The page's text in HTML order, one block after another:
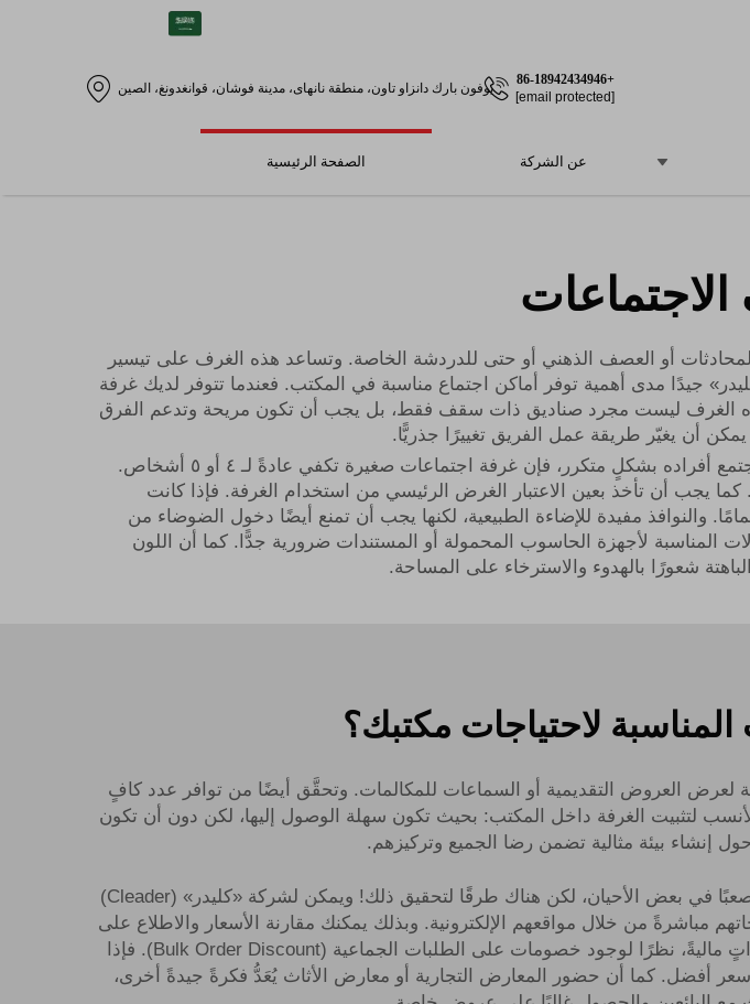
+86-18942434946
[email protected]
يوفون بارك دانزاو تاون، منطقة نانهاى، مدينة فوشان، قوانغدونغ، الصين
الصفحة الرئيسية عن الشركة
أو العصف الذهني أو حتى للدردشة الخاصة. وتساعد هذه الغرف على تيسير
جيدًا مدى أهمية توفر أماكن اجتماع مناسبة في المكتب. فعندما تتوفر لديك غرفة
وهذه الغرف ليست مجرد صناديق ذات سقف فقط، بل يجب أن تكون مريحة وتدعم الفرق
يمكن أن يغيّر طريقة عمل الفريق تغييرًا جذريًّا.
فكّر أولًا في حجم فريقك. فإذا كان الفريق صغيرًا ويجتمع أفراده بشكلٍ متكرر، فإن غرفة اجتماعات صغيرة تكفي عادةً لـ ٤ أو ٥ أشخاص.
فقد تحتاج إلى غرفة أكبر، قد تتسع لـ ٨ أشخاص أو حتى ١٠ أشخاص. كما يجب أن تأخذ بعين الاعتبار الغرض الرئيسي من استخدام الغرفة. فإذا كانت
والنوافذ مفيدة للإضاءة الطبيعية، لكنها يجب أن تمنع أيضًا دخول الضوضاء من
المناسبة لأجهزة الحاسوب المحمولة أو المستندات ضرورية جدًّا. كما أن اللون
شعورًا بالهدوء والاسترخاء على المساحة.
لاحتياجات مكتبك؟
لعرض العروض التقديمية أو السماعات للمكالمات. وتحقَّق أيضًا من توافر عدد كافٍ
لتثبيت الغرفة داخل المكتب: بحيث تكون سهلة الوصول إليها، لكن دون أن تكون
إنشاء بيئة مثالية تضمن رضا الجميع وتركيزهم.
قد يكون العثور على غرفة اجتماعات صغيرة (Meeting Pod) جيدة وغير مكلفة أمرًا صعبًا في بعض الأحيان، لكن هناك طرقًا لتحقيق ذلك! ويمكن لشركة «كليدر» (Cleader)
مباشرةً من خلال مواقعهم الإلكترونية. وبذلك يمكنك مقارنة الأسعار والاطلاع على
التصاميم المختلفة المتاحة لديهم. وأحيانًا، قد يُوفِّر شراء أكثر من غرفة واحدة وفوراتٍ ماليةً، نظرًا لوجود خصومات على الطلبات الجماعية (Bulk Order Discount). فإذا
كما أن حضور المعارض التجارية أو معارض الأثاث يُعَدُّ فكرةً جيدةً أخرى،